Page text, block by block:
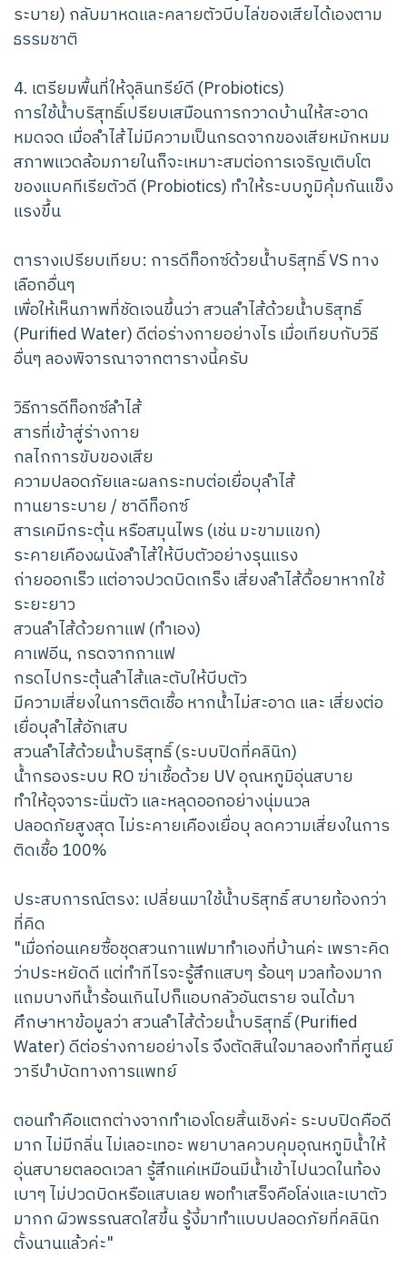
ระบาย) กลับมาหดและคลายตัวบีบไล่ของเสียได้เองตาม
ธรรมชาติ
4. เตรียมพื้นที่ให้จุลินทรีย์ดี (Probiotics)
การใช้น้ำบริสุทธิ์เปรียบเสมือนการกวาดบ้านให้สะอาด
หมดจด เมื่อลำไส้ไม่มีความเป็นกรดจากของเสียหมักหมม
สภาพแวดล้อมภายในก็จะเหมาะสมต่อการเจริญเติบโต
ของแบคทีเรียตัวดี (Probiotics) ทำให้ระบบภูมิคุ้มกันแข็ง
แรงขึ้น
ตารางเปรียบเทียบ: การดีท็อกซ์ด้วยน้ำบริสุทธิ์ VS ทาง
เลือกอื่นๆ
เพื่อให้เห็นภาพที่ชัดเจนขึ้นว่า สวนลำไส้ด้วยน้ำบริสุทธิ์
(Purified Water) ดีต่อร่างกายอย่างไร เมื่อเทียบกับวิธี
อื่นๆ ลองพิจารณาจากตารางนี้ครับ
วิธีการดีท็อกซ์ลำไส้
สารที่เข้าสู่ร่างกาย
กลไกการขับของเสีย
ความปลอดภัยและผลกระทบต่อเยื่อบุลำไส้
ทานยาระบาย / ชาดีท็อกซ์
สารเคมีกระตุ้น หรือสมุนไพร (เช่น มะขามแขก)
ระคายเคืองผนังลำไส้ให้บีบตัวอย่างรุนแรง
ถ่ายออกเร็ว แต่อาจปวดบิดเกร็ง เสี่ยงลำไส้ดื้อยาหากใช้
ระยะยาว
สวนลำไส้ด้วยกาแฟ (ทำเอง)
คาเฟอีน, กรดจากกาแฟ
กรดไปกระตุ้นลำไส้และตับให้บีบตัว
มีความเสี่ยงในการติดเชื้อ หากน้ำไม่สะอาด และ เสี่ยงต่อ
เยื่อบุลำไส้อักเสบ
สวนลำไส้ด้วยน้ำบริสุทธิ์ (ระบบปิดที่คลินิก)
น้ำกรองระบบ RO ฆ่าเชื้อด้วย UV อุณหภูมิอุ่นสบาย
ทำให้อุจจาระนิ่มตัว และหลุดออกอย่างนุ่มนวล
ปลอดภัยสูงสุด ไม่ระคายเคืองเยื่อบุ ลดความเสี่ยงในการ
ติดเชื้อ 100%
ประสบการณ์ตรง: เปลี่ยนมาใช้น้ำบริสุทธิ์ สบายท้องกว่า
ที่คิด
"เมื่อก่อนเคยซื้อชุดสวนกาแฟมาทำเองที่บ้านค่ะ เพราะคิด
ว่าประหยัดดี แต่ทำทีไรจะรู้สึกแสบๆ ร้อนๆ มวลท้องมาก
แถมบางทีน้ำร้อนเกินไปก็แอบกลัวอันตราย จนได้มา
ศึกษาหาข้อมูลว่า สวนลำไส้ด้วยน้ำบริสุทธิ์ (Purified
Water) ดีต่อร่างกายอย่างไร จึงตัดสินใจมาลองทำที่ศูนย์
วารีบำบัดทางการแพทย์
ตอนทำคือแตกต่างจากทำเองโดยสิ้นเชิงค่ะ ระบบปิดคือดี
มาก ไม่มีกลิ่น ไม่เลอะเทอะ พยาบาลควบคุมอุณหภูมิน้ำให้
อุ่นสบายตลอดเวลา รู้สึกแค่เหมือนมีน้ำเข้าไปนวดในท้อง
เบาๆ ไม่ปวดบิดหรือแสบเลย พอทำเสร็จคือโล่งและเบาตัว
มากก ผิวพรรณสดใสขึ้น รู้งี้มาทำแบบปลอดภัยที่คลินิก
ตั้งนานแล้วค่ะ"